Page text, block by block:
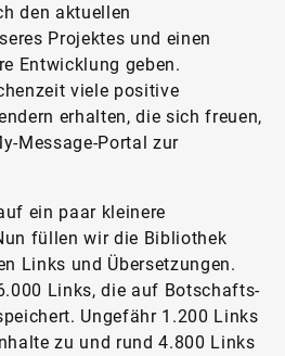
den aktuellen
Projektes und einen
Entwicklung geben.
viele positive
erhalten, die sich freuen,
Message-Portal zur
ein paar kleinere
füllen wir die Bibliothek
Links und Übersetzungen.
Links, die auf Botschafts-
Ungefähr 1.200 Links
zu und rund 4.800 Links